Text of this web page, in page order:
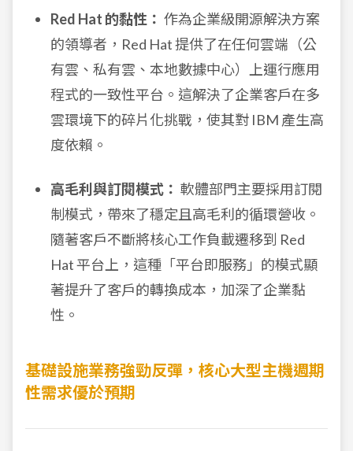
Red Hat 的黏性： 作為企業級開源解決方案
的領導者，Red Hat 提供了在任何雲端（公
有雲、私有雲、本地數據中心）上運行應用
程式的一致性平台。這解決了企業客戶在多
雲環境下的碎片化挑戰，使其對 IBM 產生高
度依賴。
高毛利與訂閱模式： 軟體部門主要採用訂閱
制模式，帶來了穩定且高毛利的循環營收。
隨著客戶不斷將核心工作負載遷移到 Red
Hat 平台上，這種「平台即服務」的模式顯
著提升了客戶的轉換成本，加深了企業黏
性。
基礎設施業務強勁反彈，核心大型主機週期
性需求優於預期